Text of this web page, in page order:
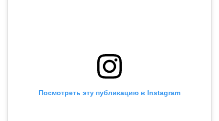
Посмотреть эту публикацию в Instagram